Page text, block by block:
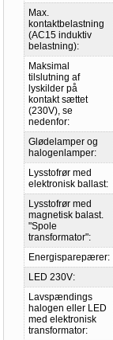
Max.
kontaktbelastning
(AC15 induktiv
belastning):
Maksimal
tilslutning af
lyskilder på
kontakt sættet
(230V), se
nedenfor:
Glødelamper og
halogenlamper:
Lysstofrør med
elektronisk ballast:
Lysstofrør med
magnetisk balast.
"Spole
transformator":
Energisparepærer:
LED 230V:
Lavspændings
halogen eller LED
med elektronisk
transformator: